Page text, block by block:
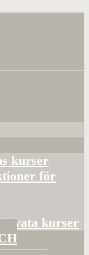
kurser
för
kurser